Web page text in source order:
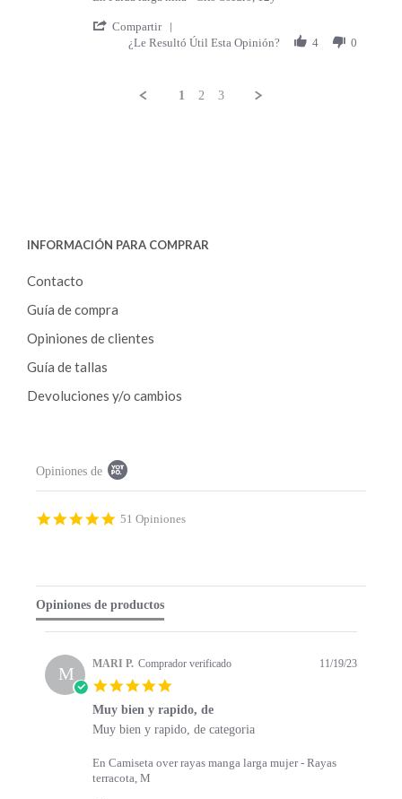
Compartir
¿Le Resultó Útil Esta Opinión?
4 0
1 2
3
INFORMACIÓN PARA COMPRAR
Contacto
Guía de compra
Opiniones de clientes
Guía de tallas
Devoluciones y/o cambios
Opiniones de
4.9 star rating
51 Opiniones
Opiniones de productos
M MARI P. Comprador verificado 11/19/23
Muy bien y rapido, de
Review by MARI P. on 19 Nov 2023
review stating Muy bien y rapido, de
Muy bien y rapido, de categoria
En Camiseta over rayas manga larga mujer - Rayas
terracota, M